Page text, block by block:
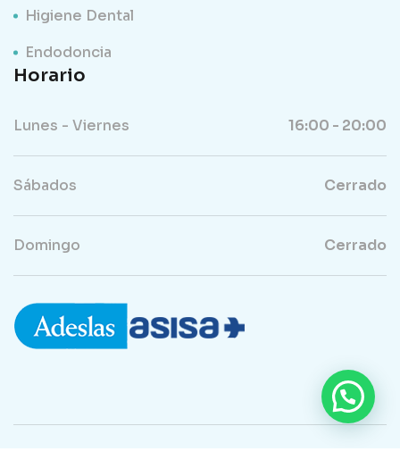
Higiene Dental
Endodoncia
Horario
Lunes - Viernes 16:00 - 20:00
Sábados Cerrado
Domingo Cerrado